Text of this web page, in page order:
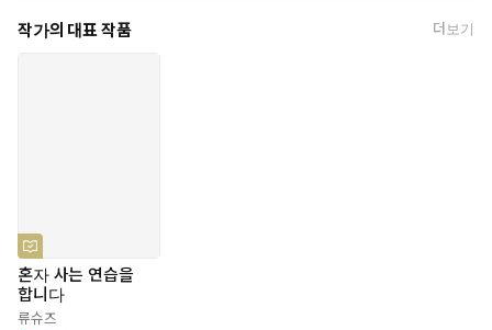
건강에 대한 자문을 구할 때면 가장 먼저 류슈즈를 찾는다. 50대 후
반에 은퇴한 후부터 건강과 노년의 삶에 대한 칼럼과 책을 쓰고 강연
작가의 대표 작품 더보기
혼자 사는 연습을
합니다
류슈즈